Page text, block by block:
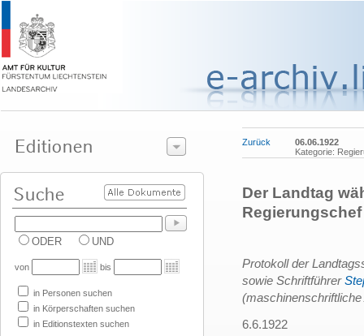
ODER UND
von bis
in Personen suchen
in Körperschaften suchen
in Editionstexten suchen
Zurück
06.06.1922
Kategorie:
Der Landtag
Regierungschef
Protokoll der
sowie Schriftführer
6.6.1922